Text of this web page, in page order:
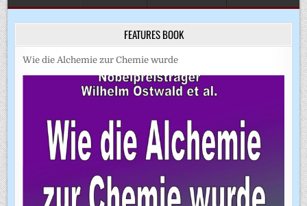
FEATURES BOOK
Wie die Alchemie zur Chemie wurde